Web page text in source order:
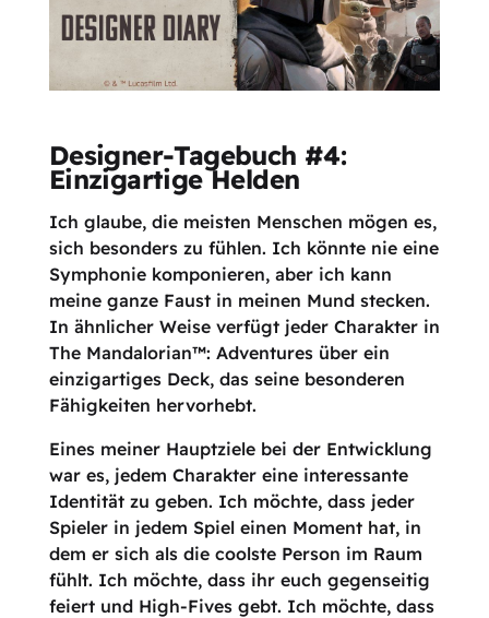
Designer-Tagebuch #4:
Einzigartige Helden
Ich glaube, die meisten Menschen mögen es,
sich besonders zu fühlen. Ich könnte nie eine
Symphonie komponieren, aber ich kann
meine ganze Faust in meinen Mund stecken.
In ähnlicher Weise verfügt jeder Charakter in
The Mandalorian™: Adventures über ein
einzigartiges Deck, das seine besonderen
Fähigkeiten hervorhebt.
Eines meiner Hauptziele bei der Entwicklung
war es, jedem Charakter eine interessante
Identität zu geben. Ich möchte, dass jeder
Spieler in jedem Spiel einen Moment hat, in
dem er sich als die coolste Person im Raum
fühlt. Ich möchte, dass ihr euch gegenseitig
feiert und High-Fives gebt. Ich möchte, dass